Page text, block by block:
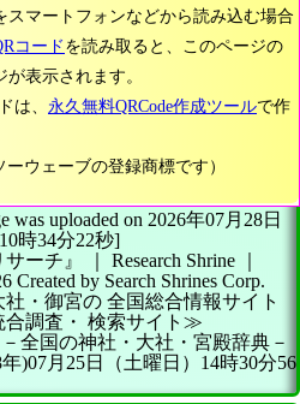
スマートフォンなどから読み込む場合
コード を読み取ると、このページの
が表示されます。
は、 永久無料QRCode作成ツールで作
ーウェーブの登録商標です）
was uploaded on 2026年07月28日
時34分22秒]
サーチ』 ｜ Research Shrine
Created by Search Shrines Corp.
社・御宮の 全国総合情報サイト
調査・ 検索サイト≫
－全国の神社・大社・宮殿辞典－
)07月25日（土曜日）14時30分56